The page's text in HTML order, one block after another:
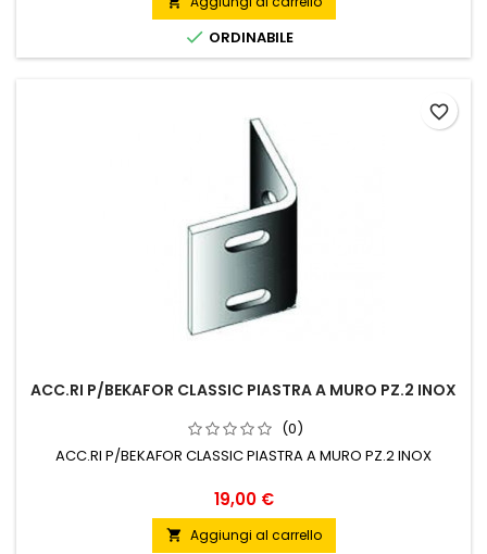
 ORDINABILE
ACC.RI P/BEKAFOR CLASSIC PIASTRA A MURO PZ.2 INOX
(0)
ACC.RI P/BEKAFOR CLASSIC PIASTRA A MURO PZ.2 INOX
Prezzo
19,00 €
 Aggiungi al carrello
favorite_border